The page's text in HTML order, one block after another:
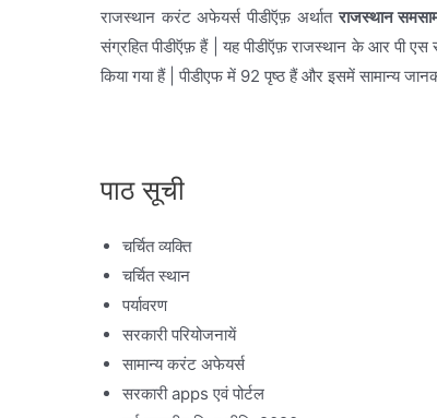
राजस्थान करंट अफेयर्स पीडीऍफ़ अर्थातराजस्थान
संग्रहित पीडीऍफ़ हैं | यह पीडीऍफ़ राजस्थान के आर पी एस
किया गया हैं |पीडीएफ में 92 पृष्ठ हैं और इसमें सामान्य
पाठ सूची
चर्चित व्यक्ति
चर्चित स्थान
पर्यावरण
सरकारी परियोजनायें
सामान्य करंट अफेयर्स
सरकारी apps एवं पोर्टल